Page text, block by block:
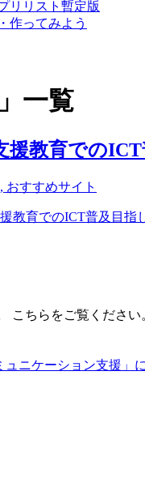
リリスト暫定版
作ってみよう
」 一覧
援教育での
, おすすめサイト
教育でのICT普及目
こちらをご覧ください
ュニケーション支援」